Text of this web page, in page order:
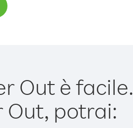
Out è facile.
Out, potrai: